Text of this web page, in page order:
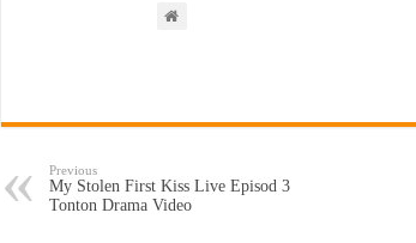
Previous
My Stolen First Kiss Live Episod 3
Tonton Drama Video